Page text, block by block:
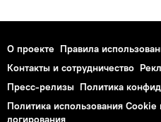
О проекте Правила
Контакты и сотрудничество
Пресс-релизы Политика
Политика использования Cookie
логирования